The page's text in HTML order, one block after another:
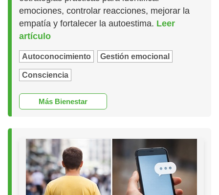
emociones, controlar reacciones, mejorar la
empatía y fortalecer la autoestima. Leer
artículo
Autoconocimiento Gestión emocional
Consciencia
Más Bienestar